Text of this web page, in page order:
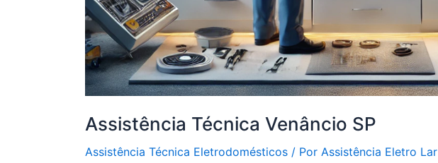
Assistência Técnica Venâncio SP
Assistência Técnica Eletrodomésticos / Por Assistência Eletro Lar